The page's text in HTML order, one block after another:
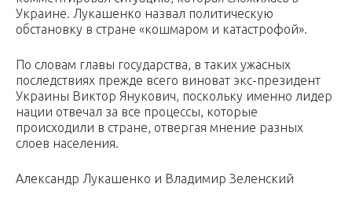
Украине. Лукашенко назвал политическую
обстановку в стране «кошмаром и катастрофой».
По словам главы государства, в таких ужасных
последствиях прежде всего виноват экс-президент
Украины Виктор Янукович, поскольку именно лидер
нации отвечал за все процессы, которые
происходили в стране, отвергая мнение разных
слоев населения.
Александр Лукашенко и Владимир Зеленский